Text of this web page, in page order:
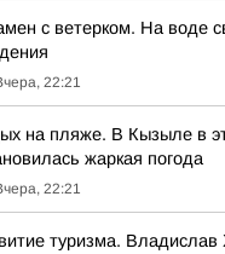
с ветерком. На воде
22:21
на пляже. В Кызыле в
жаркая погода
22:21
туризма. Владислав